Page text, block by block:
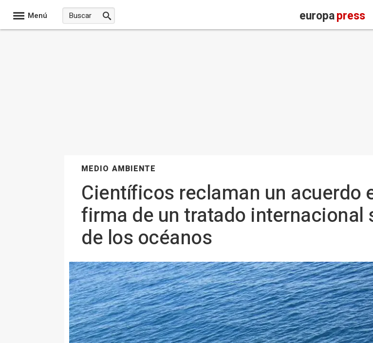
Menú europapress
MEDIO AMBIENTE
Científicos reclaman un acuerdo
firma de un tratado internacional
de los océanos